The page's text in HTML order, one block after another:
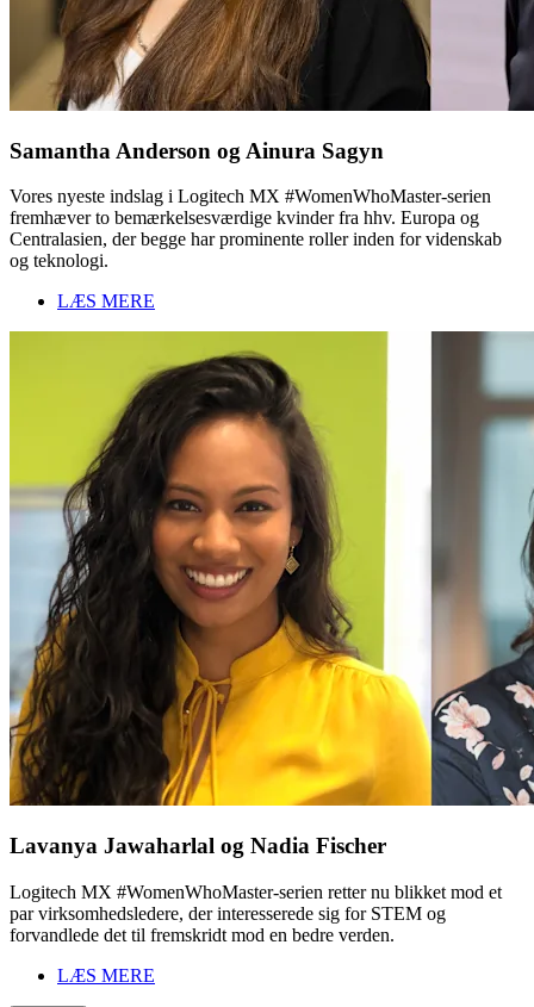
Samantha Anderson og Ainura Sagyn
Vores nyeste indslag i Logitech MX #WomenWhoMaster-serien
fremhæver to bemærkelsesværdige kvinder fra hhv. Europa og
Centralasien, der begge har prominente roller inden for videnskab
og teknologi.
LÆS MERE
Lavanya Jawaharlal og Nadia Fischer
Logitech MX #WomenWhoMaster-serien retter nu blikket mod et
par virksomhedsledere, der interesserede sig for STEM og
forvandlede det til fremskridt mod en bedre verden.
LÆS MERE